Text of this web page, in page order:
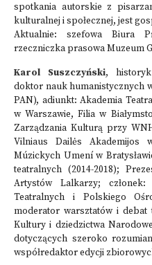
spotkania autorskie z
kulturalnej i społecznej, jest
Aktualnie: szefowa Biura
rzeczniczka prasowa Muzeum
Karol Suszczyński,
doktor nauk humanistycznych
PAN), adiunkt: Akademia
w Warszawie, Filia w
Zarządzania Kulturą przy
Vilniaus Dailės Akademijos
Múzickych Umení w
teatralnych (2014-2018);
Artystów Lalkarzy;
Teatralnych i Polskiego
moderator warsztatów i debat
Kultury i dziedzictwa
dotyczących szeroko
współredaktor edycji